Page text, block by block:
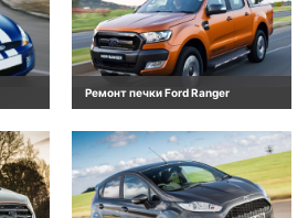
Ремонт печки Ford Ranger